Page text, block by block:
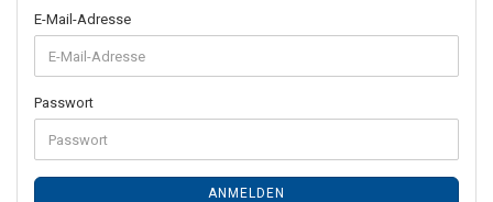
E-Mail-Adresse
Passwort
ANMELDEN